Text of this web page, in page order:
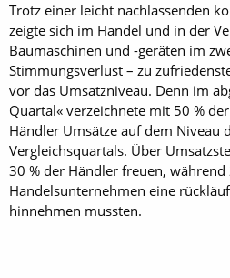
Trotz einer leicht nachlassenden
zeigte sich im Handel und in der
Baumaschinen und -geräten im
Stimmungsverlust – zu
vor das Umsatzniveau. Denn im
Quartal« verzeichnete mit 50 %
Händler Umsätze auf dem Niveau
Vergleichsquartals. Über
30 % der Händler freuen, während
Handelsunternehmen eine
hinnehmen mussten.